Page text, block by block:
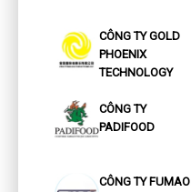
CÔNG TY GOLD
PHOENIX
TECHNOLOGY
CÔNG TY
PADIFOOD
CÔNG TY FUMAO